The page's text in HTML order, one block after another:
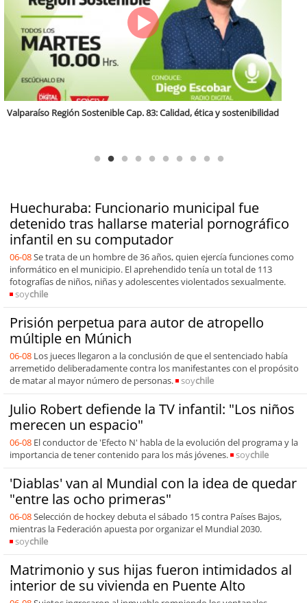
Huechuraba: Funcionario municipal fue
detenido tras hallarse material pornográfico
infantil en su computador
06-08Se trata de un hombre de 36 años, quien ejercía funciones como
informático en el municipio. El aprehendido tenía un total de 113
fotografías de niños, niñas y adolescentes violentados sexualmente.
soychile
Prisión perpetua para autor de atropello
múltiple en Múnich
06-08 Los jueces llegaron a la conclusión de que el sentenciado había
arremetido deliberadamente contra los manifestantes con el propósito
de matar al mayor número de personas.
soychile
Julio Robert defiende la TV infantil: "Los niños
merecen un espacio"
06-08 El conductor de 'Efecto N' habla de la evolución del programa y la
importancia de tener contenido para los más jóvenes.
soychile
'Diablas' van al Mundial con la idea de quedar
"entre las ocho primeras"
06-08Selección de hockey debuta el sábado 15 contra Países Bajos,
mientras la Federación apuesta por organizar el Mundial 2030.
soychile
Matrimonio y sus hijas fueron intimidados al
interior de su vivienda en Puente Alto